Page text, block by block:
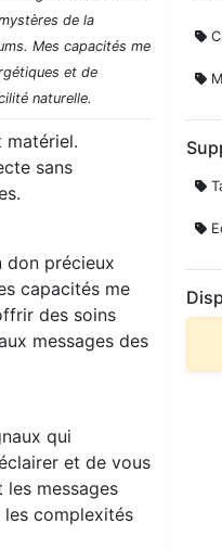
de la
Mes capacités me
et de
naturelle.
matériel.
sans
don précieux
capacités me
des soins
messages des
qui
et de vous
messages
complexités